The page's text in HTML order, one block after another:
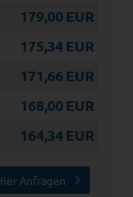
179,00EUR
175,34EUR
171,66 EUR
168,00EUR
164,34EUR
Anfragen